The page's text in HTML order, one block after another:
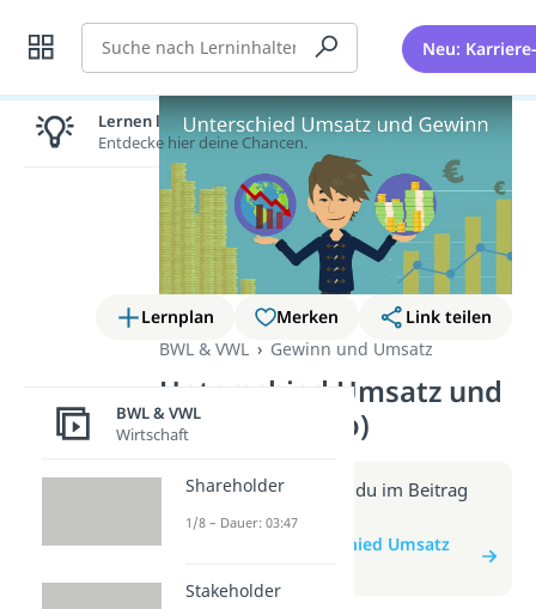
Suche Neu:
Lernplan Merken
Link teilen
BWL & VWL
Gewinn und Umsatz
Unterschied Umsatz und
Gewinn (Video)
Weitere Infos erhältst du im Beitrag
zum Video
zum Beitrag: Unterschied Umsatz
Lernen lohnt sich!
Entdecke hier deine Chancen.
BWL & VWL
Wirtschaft
Shareholder
1/8 – Dauer: 03:47
Stakeholder